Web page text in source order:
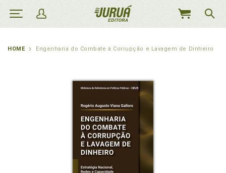
MEU
HOME Engenharia do Combate à Corrupção e Lavagem de Dinheiro